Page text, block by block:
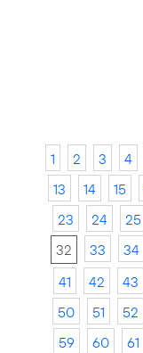
1 2 3 4
13
14 15
23
24 25
32
33 34
41
42 43
50
51 52
59
60 61